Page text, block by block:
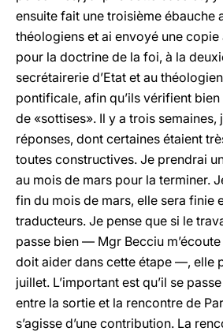
ensuite fait une troisième ébauche
théologiens et ai envoyé une
pour la doctrine de la foi, à la
secrétairerie d’Etat et au
pontificale, afin qu’ils vérifient bien
de «sottises». Il y a trois semaines,
réponses, dont certaines étaient
toutes constructives. Je prendrai
au mois de mars pour la terminer.
fin du mois de mars, elle sera finie
traducteurs. Je pense que si le
passe bien — Mgr Becciu
doit aider dans cette étape —, elle
juillet. L’important est qu’il se
entre la sortie et la rencontre de
s’agisse d’une contribution. La